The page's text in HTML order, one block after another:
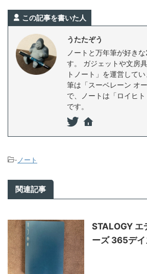
この記事を書いた人
うたたぞう
ノートと万年筆が好き
す。 ガジェットや文房
トノート」を運営して
筆は「スーベレーン オ
で、ノートは「ロイヒ
です。
- ノート
関連記事
STALOGY エ
ーズ 365デイ